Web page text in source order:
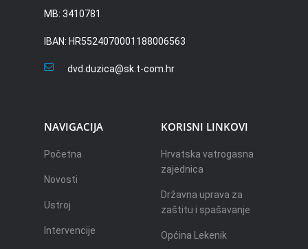
MB: 3410781
IBAN: HR5524070001188006563
dvd.duzica@sk.t-com.hr
NAVIGACIJA
Početna
Novosti
Ustroj
Intervencije
KORISNI LINKOVI
Hrvatska vatrogasna
zajednica
Državna uprava za
zaštitu i spašavanje
Općina Lekenik